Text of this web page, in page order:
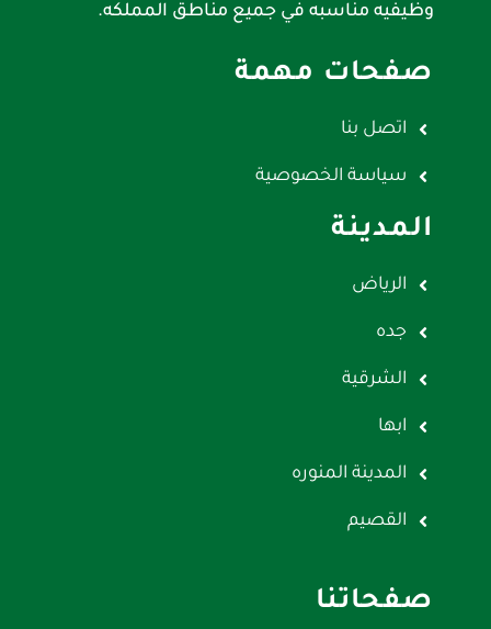
وظيفيه مناسبه في جميع مناطق المملكه.
صفحات مهمة
اتصل بنا
سياسة الخصوصية
المدينة
الرياض
جده
الشرقية
ابها
المدينة المنوره
القصيم
صفحاتنا